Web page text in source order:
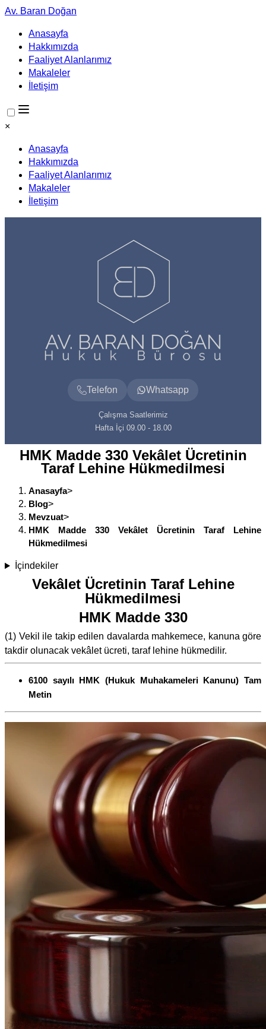
Av. Baran Doğan
Anasayfa
Hakkımızda
Faaliyet Alanlarımız
Makaleler
İletişim
×
Anasayfa
Hakkımızda
Faaliyet Alanlarımız
Makaleler
İletişim
Telefon Whatsapp
Çalışma Saatlerimiz
Hafta İçi 09.00 - 18.00
HMK Madde 330 Vekâlet Ücretinin
Taraf Lehine Hükmedilmesi
Anasayfa>
Blog>
Mevzuat>
HMK Madde 330 Vekâlet Ücretinin Taraf Lehine
Hükmedilmesi
İçindekiler
Vekâlet Ücretinin Taraf Lehine
Hükmedilmesi
HMK Madde 330
(1) Vekil ile takip edilen davalarda mahkemece, kanuna göre
takdir olunacak vekâlet ücreti, taraf lehine hükmedilir.
6100 sayılı HMK (Hukuk Muhakameleri Kanunu) Tam
Metin